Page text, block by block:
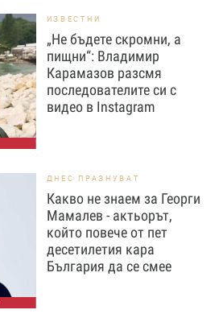
ИЗВЕСТНИ
„Не бъдете скромни, а
пищни“: Владимир
Карамазов разсмя
последователите си с
видео в Instagram
ДНЕС ПРАЗНУВАТ
Какво не знаем за Георги
Мамалев - актьорът,
който повече от пет
десетилетия кара
България да се смее